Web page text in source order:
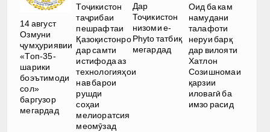
14 август
Озмуни
ҷумҳуриявии
«Топ-35-
шарики
боэътимоди
сол»
баргузор
мегардад
Тоҷикистон
таҷрибаи
пешрафтаи
Қазоқистонро
дар самти
истифода аз
технологияҳои
нав барои
рушди
соҳаи
мелиоратсия
меомӯзад
Дар
Тоҷикистон
низоми e-
Phyto татбиқ
мегардад
Оид ба кам
намудани
талафоти
неруи барқ
дар вилояти
Хатлон
Созишномаи
қарзии
иловагӣ ба
имзо расид